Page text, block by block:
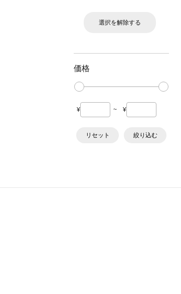
選択を解除する
価格
¥ ~ ¥
リセット 絞り込む